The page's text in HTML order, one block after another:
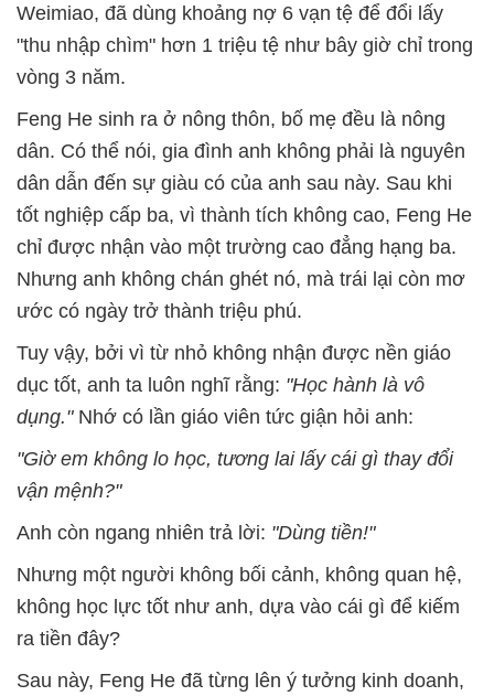
Weimiao, đã dùng khoảng nợ 6 vạn tệ để đổi lấy
"thu nhập chìm" hơn 1 triệu tệ như bây giờ chỉ trong
vòng 3 năm.
Feng He sinh ra ở nông thôn, bố mẹ đều là nông
dân. Có thể nói, gia đình anh không phải là nguyên
dân dẫn đến sự giàu có của anh sau này. Sau khi
tốt nghiệp cấp ba, vì thành tích không cao, Feng He
chỉ được nhận vào một trường cao đẳng hạng ba.
Nhưng anh không chán ghét nó, mà trái lại còn mơ
ước có ngày trở thành triệu phú.
Tuy vậy, bởi vì từ nhỏ không nhận được nền giáo
dục tốt, anh ta luôn nghĩ rằng: "Học hành là vô
dụng."Nhớ có lần giáo viên tức giận hỏi anh:
"Giờ em không lo học, tương lai lấy cái gì thay đổi
vận mệnh?"
Anh còn ngang nhiên trả lời: "Dùng tiền!"
Nhưng một người không bối cảnh, không quan hệ,
không học lực tốt như anh, dựa vào cái gì để kiếm
ra tiền đây?
Sau này, Feng He đã từng lên ý tưởng kinh doanh,